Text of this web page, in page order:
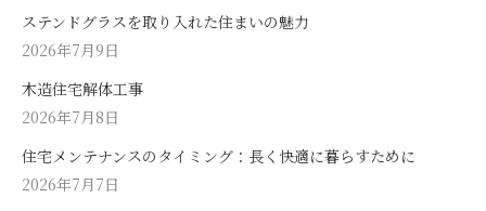
ステンドグラスを取り入れた住まいの魅力
2026年7月9日
木造住宅解体工事
2026年7月8日
住宅メンテナンスのタイミング：長く快適に暮らすために
2026年7月7日